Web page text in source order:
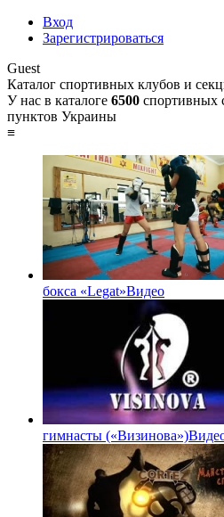
Вход
Зарегистрироваться
Guest
Каталог спортивных клубов и
У нас в каталоге 6500 спортивных
пунктов Украины
≡
бокса «Legat»Видео
гимнасты («Визинова»)